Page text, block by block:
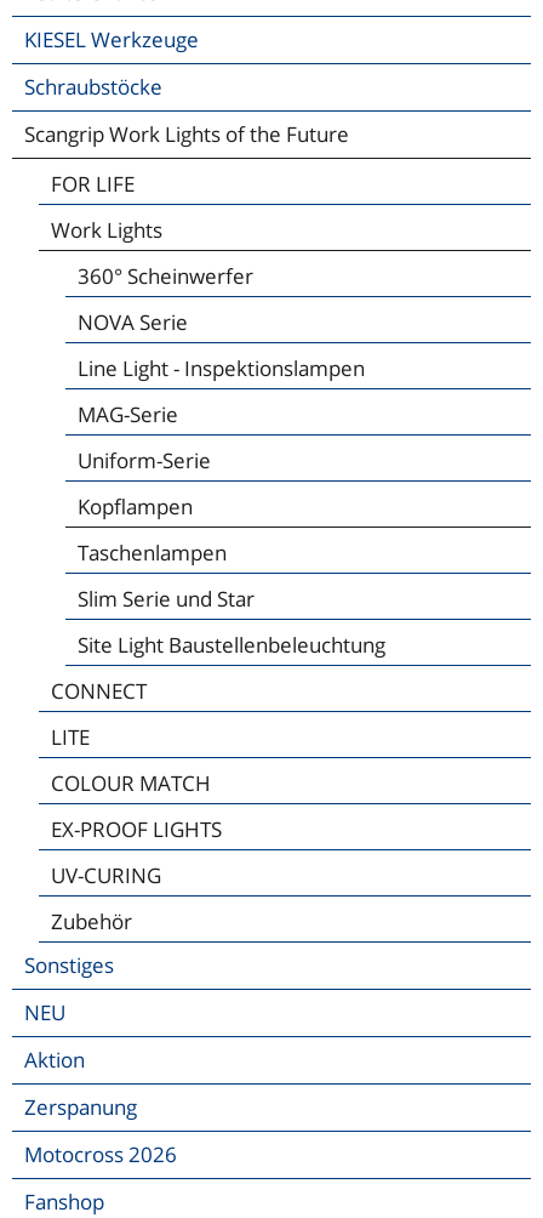
KIESEL Werkzeuge
Schraubstöcke
Scangrip Work Lights of the Future
FOR LIFE
Work Lights
360° Scheinwerfer
NOVA Serie
Line Light - Inspektionslampen
MAG-Serie
Uniform-Serie
Kopflampen
Taschenlampen
Slim Serie und Star
Site Light Baustellenbeleuchtung
CONNECT
LITE
COLOUR MATCH
EX-PROOF LIGHTS
UV-CURING
Zubehör
Sonstiges
NEU
Aktion
Zerspanung
Motocross 2026
Fanshop